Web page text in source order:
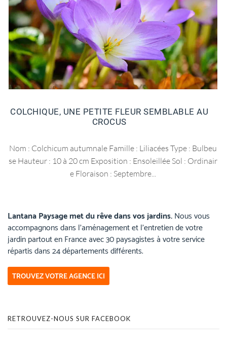
COLCHIQUE, UNE PETITE FLEUR SEMBLABLE AU
CROCUS
Nom : Colchicum autumnale Famille : Liliacées Type : Bulbeu
se Hauteur : 10 à 20 cm Exposition : Ensoleillée Sol : Ordinair
e Floraison : Septembre...
Lantana Paysage met du rêve dans vos jardins.Nous vous
accompagnons dans l’aménagement et l’entretien de votre
jardin partout en France avec 30 paysagistes à votre service
répartis dans 24 départements différents.
TROUVEZ VOTRE AGENCE ICI
RETROUVEZ-NOUS SUR FACEBOOK